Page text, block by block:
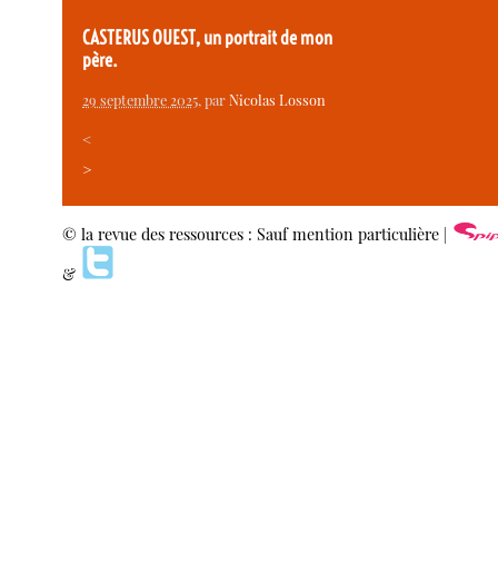
CASTERUS OUEST, un portrait de mon
père.
29 septembre 2025, parNicolas Losson
<
>
© la revue des ressources : Sauf mention particulière |
&